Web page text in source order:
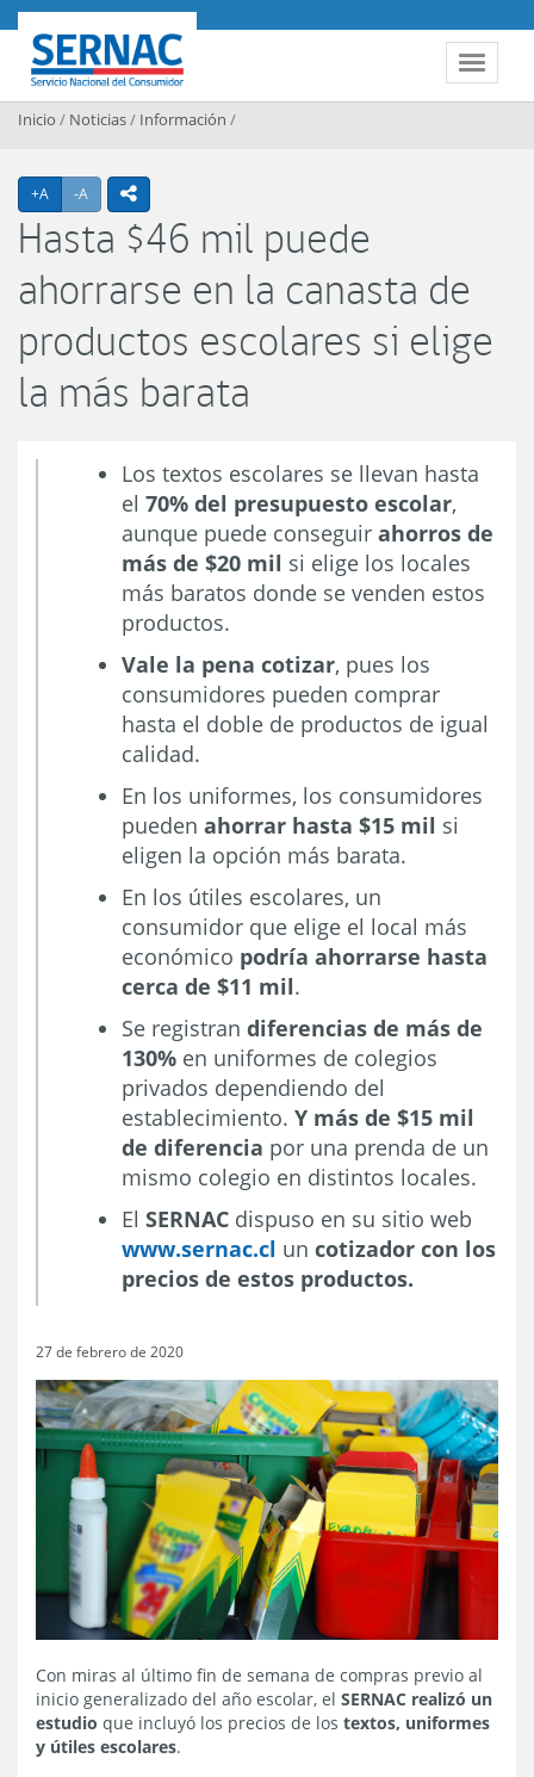
Contenido
principal
Toggle
SERNAC
Inicio / Noticias/ Información /
+A Agrandar texto
-A Achicar textoicono compartir
Hasta $46 mil puede
ahorrarse en la canasta de
productos escolares si elige
la más barata
Los textos escolares se llevan hasta
el 70% del presupuesto escolar,
aunque puede conseguir ahorros de
más de $20 mil si elige los locales
más baratos donde se venden estos
productos.
Vale la pena cotizar, pues los
consumidores pueden comprar
hasta el doble de productos de igual
calidad.
En los uniformes, los consumidores
pueden ahorrar hasta $15 mil si
eligen la opción más barata.
En los útiles escolares, un
consumidor que elige el local más
económico podría ahorrarse hasta
cerca de $11 mil.
Se registran diferencias de más de
130% en uniformes de colegios
privados dependiendo del
establecimiento. Y más de $15 mil
de diferencia por una prenda de un
mismo colegio en distintos locales.
El SERNAC dispuso en su sitio web
www.sernac.cl un cotizador con los
precios de estos productos.
27 de febrero de 2020
Con miras al último fin de semana de compras previo al
inicio generalizado del año escolar, el SERNAC realizó un
estudio que incluyó los precios de los textos, uniformes
y útiles escolares.